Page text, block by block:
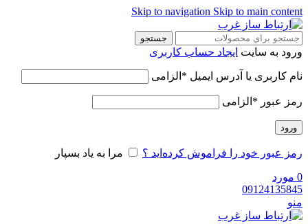
Skip to navigation Skip to main content
جستجو
ورود به سایت ایجاد حساب کاربری
نام کاربری یا آدرس ایمیل * الزامی
رمز عبور * الزامی
ورود
رمز عبور خود را فراموش کرده‌اید ؟ مرا به یاد بسپار
0 مورد
09124135845
منو